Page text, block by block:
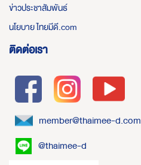
ข่าวประชาสัมพันธ์
นโยบาย ไทยมีดี.com
ติดต่อเรา
member@thaimee-d.com
@thaimee-d